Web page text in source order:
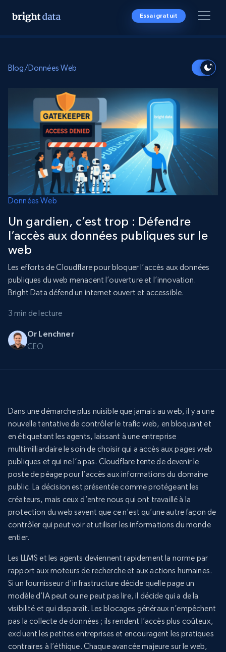
Essai gratuit
Blog/Données Web
Données Web
Un gardien, c’est trop : Défendre
l’accès aux données publiques sur le
web
Les efforts de Cloudflare pour bloquer l’accès aux données
publiques du web menacent l’ouverture et l’innovation.
Bright Data défend un internet ouvert et accessible.
3 min de lecture
Or Lenchner
CEO
Dans une démarche plus nuisible que jamais au web, il y a une
nouvelle tentative de contrôler le trafic web, en bloquant et
en étiquetant les agents, laissant à une entreprise
multimilliardaire le soin de choisir qui a accès aux pages web
publiques et qui ne l’a pas. Cloudflare tente de devenir le
poste de péage pour l’accès aux informations du domaine
public. La décision est présentée comme protégeant les
créateurs, mais ceux d’entre nous qui ont travaillé à la
protection du web savent que ce n’est qu’une autre façon de
contrôler qui peut voir et utiliser les informations du monde
entier.
Les LLMS et les agents deviennent rapidement la norme par
rapport aux moteurs de recherche et aux actions humaines.
Si un fournisseur d’infrastructure décide quelle page un
modèle d’IA peut ou ne peut pas lire, il décide qui a de la
visibilité et qui disparaît. Les blocages généraux n’empêchent
pas la collecte de données ; ils rendent l’accès plus coûteux,
excluent les petites entreprises et encouragent les pratiques
contraires à l’éthique. Chaque avancée majeure sur le web,